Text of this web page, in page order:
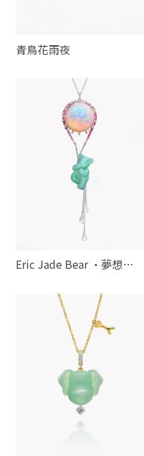
青鳥花雨夜
Eric Jade Bear ·夢想之